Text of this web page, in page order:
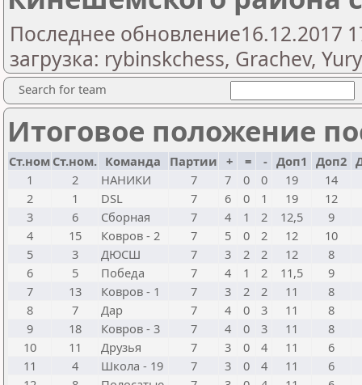
Последнее обновление16.12.2017
загрузка: rybinskchess, Grachev,
Search for team
Итоговое положение
Ст.ном Ст.ном. Команда Партии + = - Доп1 Доп2
1
2 НАНИКИ 7 7 0 0 19
14
2
1 DSL 7 6 0 1 19
12
3
6 Сборная 7 4 1 2 12,5
9
4
15 Ковров - 2 7 5 0 2 12
10
5
3 ДЮСШ 7 3 2 2 12
8
6
5 Победа 7 4 1 2 11,5
9
7
13 Ковров - 1 7 3 2 2 11
8
8
7 Дар 7 4 0 3 11
8
9
18 Ковров - 3 7 4 0 3 11
8
10
11 Друзья 7 3 0 4 11
6
11
4 Школа - 19 7 3 0 4 11
6